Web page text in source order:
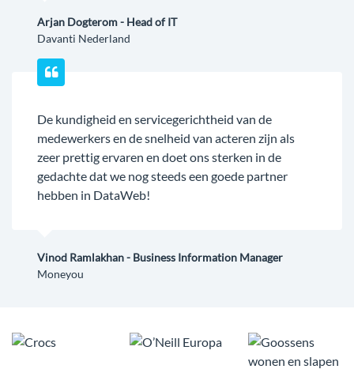
Arjan Dogterom - Head of IT
Davanti Nederland
De kundigheid en servicegerichtheid van de
medewerkers en de snelheid van acteren zijn als
zeer prettig ervaren en doet ons sterken in de
gedachte dat we nog steeds een goede partner
hebben in DataWeb!
Vinod Ramlakhan - Business Information Manager
Moneyou